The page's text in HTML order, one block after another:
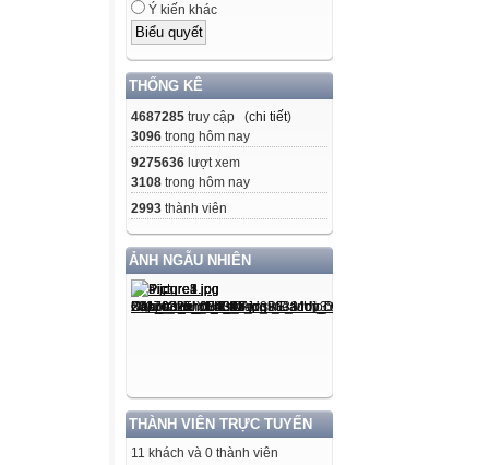
Ý kiến khác
THỐNG KÊ
4687285 truy cập (chi tiết)
3096 trong hôm nay
9275636 lượt xem
3108 trong hôm nay
2993 thành viên
ẢNH NGẪU NHIÊN
THÀNH VIÊN TRỰC TUYẾN
11 khách và 0 thành viên